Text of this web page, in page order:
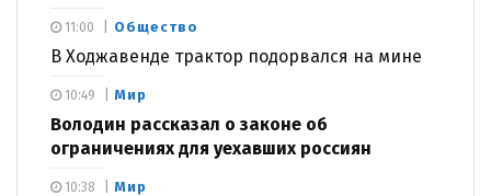
Общество
В Ходжавенде трактор подорвался на мине
11:00
Мир
Володин рассказал о законе об
ограничениях для уехавших россиян
10:49
Мир
10:38